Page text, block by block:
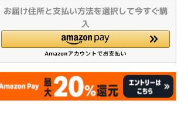
お届け住所と支払い方法を選択して今すぐ購
入